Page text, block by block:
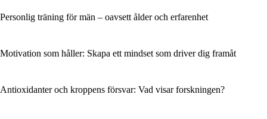
Personlig träning för män – oavsett ålder och erfarenhet
Motivation som håller: Skapa ett mindset som driver dig framåt
Antioxidanter och kroppens försvar: Vad visar forskningen?